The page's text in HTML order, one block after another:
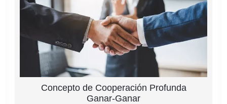
Concepto de Cooperación Profunda
Ganar-Ganar